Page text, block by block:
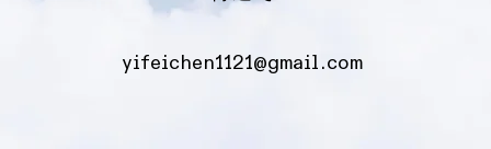
yifeichen1121@gmail.com